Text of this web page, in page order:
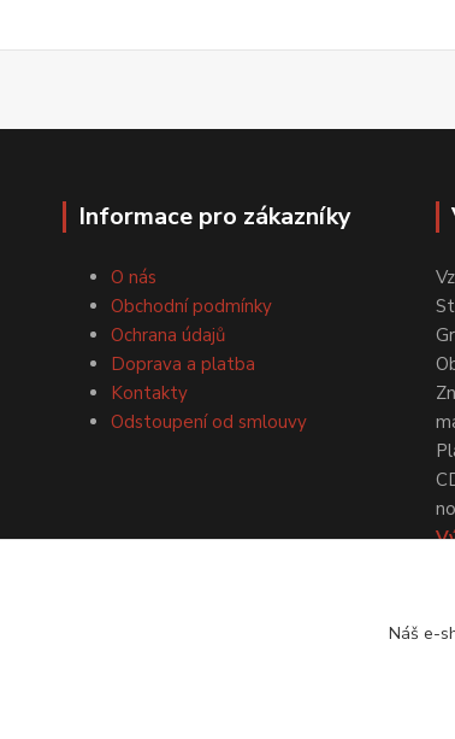
Informace pro zákazníky
O nás
Obchodní podmínky
Ochrana údajů
Doprava a platba
Kontakty
Odstoupení od smlouvy
Náš e-